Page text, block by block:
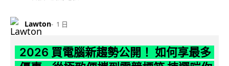
Lawton 1 日
2026 買電腦新趨勢公開！ 如何享最多